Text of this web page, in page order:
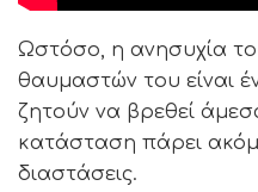
Ωστόσο, η ανησυχία
θαυμαστών του είναι
ζητούν να βρεθεί
κατάσταση πάρει
διαστάσεις.